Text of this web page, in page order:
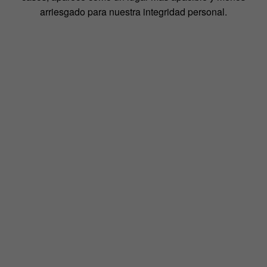
arriesgado para nuestra integridad personal.